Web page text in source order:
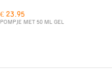
€ 23.95
POMPJE MET 50 ML GEL